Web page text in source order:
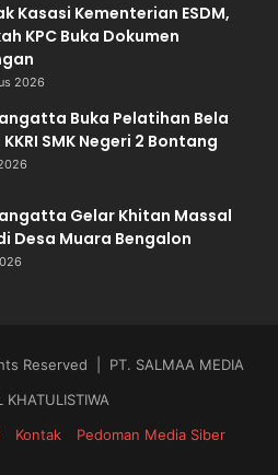
Kasasi Kementerian ESDM,
KPC Buka Dokumen
2026
Buka Pelatihan Bela
SMK Negeri 2 Bontang
Gelar Khitan Massal
Desa Muara Bengalon
Reserved | PT. SALMAA MEDIA
KHATULISTIWA
Kontak Pedoman Media Siber